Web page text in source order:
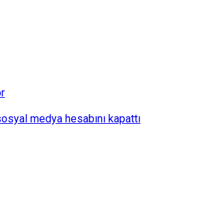
medya hesabını kapattı